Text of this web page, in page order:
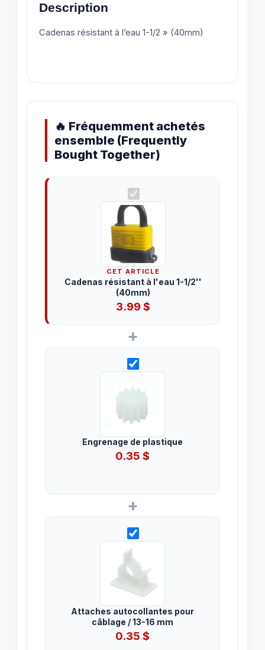
Description
Cadenas résistant à l’eau 1-1/2 » (40mm)
🔥 Fréquemment achetés
ensemble (Frequently
Bought Together)
CET ARTICLE
Cadenas résistant à l'eau 1-1/2''
(40mm)
3.99$
+
Engrenage de plastique
0.35 $
+
Attaches autocollantes pour
câblage / 13-16 mm
0.35 $